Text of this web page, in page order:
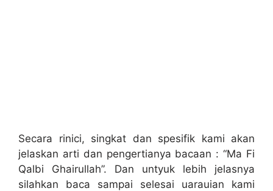
Secara rinici, singkat dan spesifik kami akan
jelaskan arti dan pengertianya bacaan : “Ma Fi
Qalbi Ghairullah”. Dan untyuk lebih jelasnya
silahkan baca sampai selesai uarauian kami